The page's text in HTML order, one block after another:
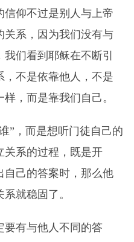
仰不过是别人与上帝
关系，因为我们没有与
们看到耶稣在不断引
不是依靠他人，不是
，而是靠我们自己。
”，而是想听门徒自己的
关系的过程，既是开
自己的答案时，那么他
就稳固了。
要有与他人不同的答